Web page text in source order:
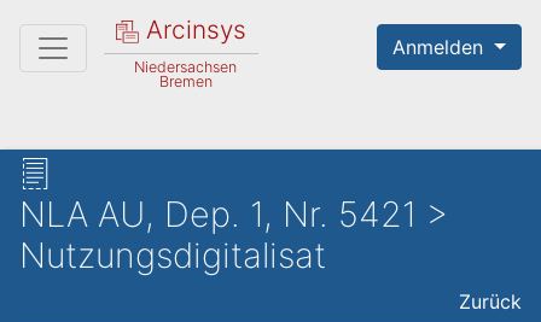
Arcinsys
Niedersachsen
Bremen
Anmelden
NLA AU, Dep. 1, Nr. 5421 >
Nutzungsdigitalisat
Zurück